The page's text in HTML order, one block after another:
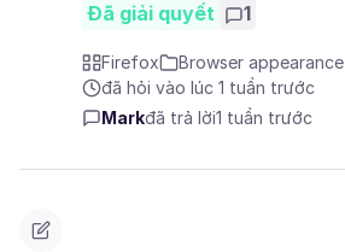
Đã giải quyết 1
Firefox
Browser appearance
đã hỏi vào lúc 1 tuần trước
Markđã trả lời1 tuần trước